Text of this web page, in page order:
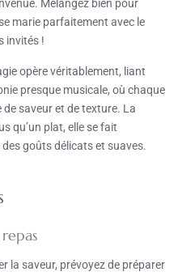
Mélangez bien pour
marie parfaitement avec le
invités !
opère véritablement, liant
presque musicale, où chaque
saveur et de texture. La
qu’un plat, elle se fait
goûts délicats et suaves.
la saveur, prévoyez de préparer